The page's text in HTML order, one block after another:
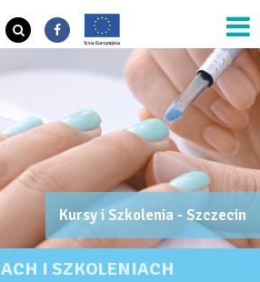
OG Szkoła Nazwa
Kursy i Szkolenia - Szczecin
I SZKOLENIACH